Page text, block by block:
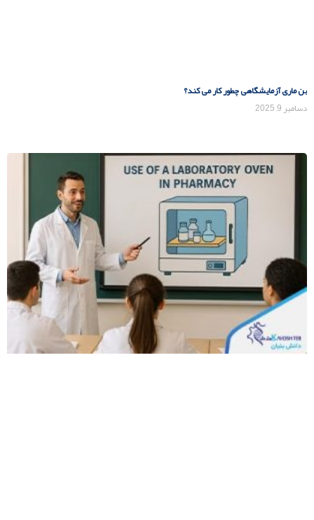
بن ماری آزمایشگاهی چطور کار می کند؟
دسامبر 9, 2025